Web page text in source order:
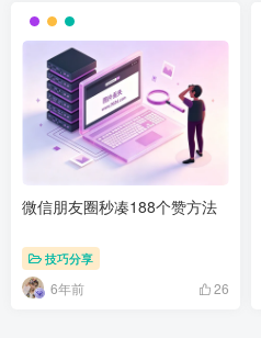
微信朋友圈秒凑188个赞方法
技巧分享
6年前 26